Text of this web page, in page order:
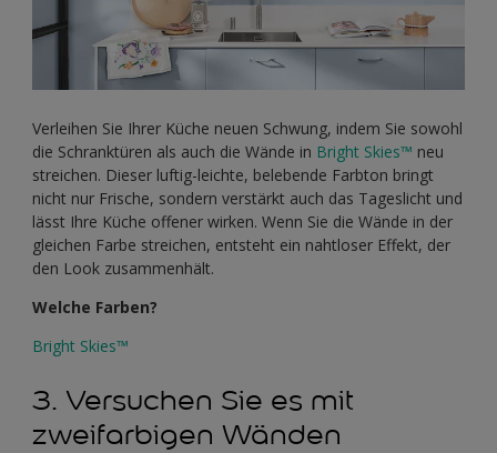
Verleihen Sie Ihrer Küche neuen Schwung, indem Sie sowohl
die Schranktüren als auch die Wände in Bright Skies™ neu
streichen. Dieser luftig-leichte, belebende Farbton bringt
nicht nur Frische, sondern verstärkt auch das Tageslicht und
lässt Ihre Küche offener wirken. Wenn Sie die Wände in der
gleichen Farbe streichen, entsteht ein nahtloser Effekt, der
den Look zusammenhält.
Welche Farben?
Bright Skies™
3. Versuchen Sie es mit
zweifarbigen Wänden